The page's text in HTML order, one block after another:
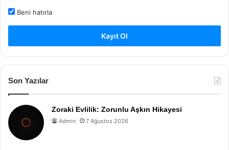
Beni hatırla
Kayıt Ol
Son Yazılar
Zoraki Evlilik: Zorunlu Aşkın Hikayesi
Admin 7 Ağustos 2026